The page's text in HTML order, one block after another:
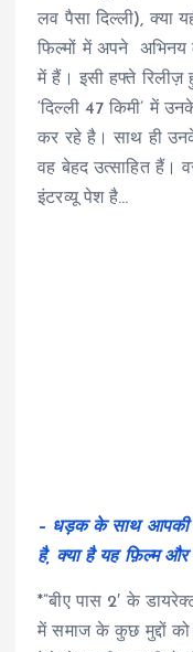
लव पैसा दिल्ली), क्या
फिल्मों में अपने अभिनय
में हैं। इसी हफ्ते रिलीज़
‘दिल्ली 47 किमी’ में
कर रहे है। साथ ही
वह बेहद उत्साहित हैं।
इंटरव्यू पेश है…
– धड़क के साथ आपकी
है, क्या है यह फ़िल्म
*”बीए पास 2′ के
में समाज के कुछ मुद्दों